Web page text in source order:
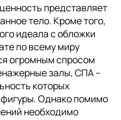
представляет
тело. Кроме того,
идеала с обложки
по всему миру
огромным спросом
залы, СПА –
которых
Однако помимо
необходимо